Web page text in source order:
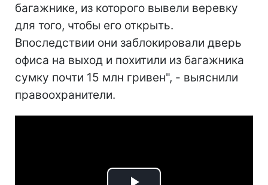
багажнике, из которого вывели веревку
для того, чтобы его открыть.
Впоследствии они заблокировали дверь
офиса на выход и похитили из багажника
сумку почти 15 млн гривен", - выяснили
правоохранители.